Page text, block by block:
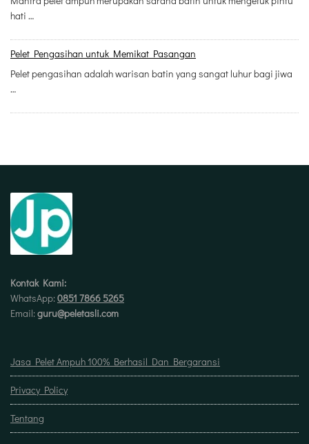
hati …
Pelet Pengasihan untuk Memikat Pasangan
Pelet pengasihan adalah warisan batin yang sangat luhur bagi jiwa
…
Kontak Kami:
WhatsApp: 0851 7866 5265
Email: guru@peletasli.com
Jasa Pelet Ampuh 100% Berhasil Dan Bergaransi
Privacy Policy
Tentang